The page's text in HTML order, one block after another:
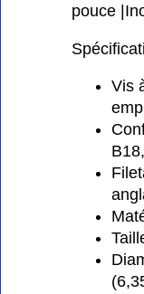
pouce
Vis